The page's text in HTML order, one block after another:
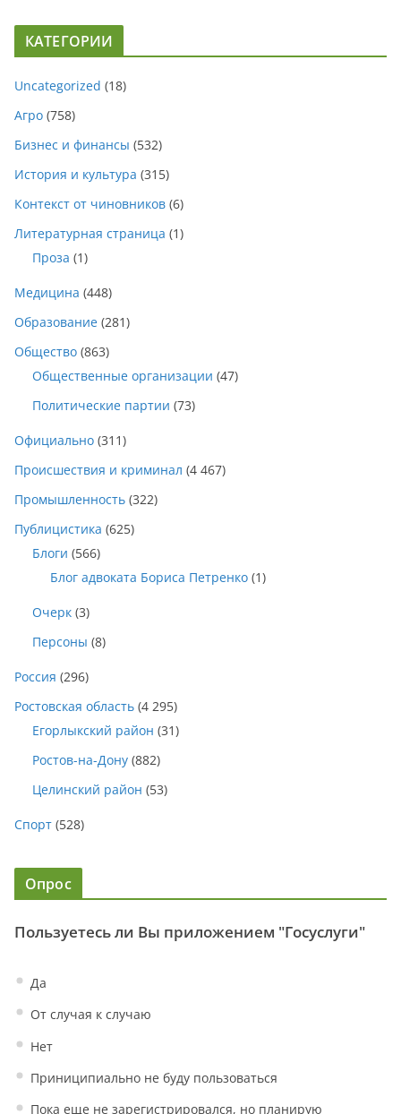
КАТЕГОРИИ
Uncategorized (18)
Агро (758)
Бизнес и финансы (532)
История и культура (315)
Контекст от чиновников (6)
Литературная страница (1)
Проза (1)
Медицина (448)
Образование (281)
Общество (863)
Общественные организации (47)
Политические партии (73)
Официально (311)
Происшествия и криминал (4 467)
Промышленность (322)
Публицистика (625)
Блоги (566)
Блог адвоката Бориса Петренко (1)
Очерк (3)
Персоны (8)
Россия (296)
Ростовская область (4 295)
Егорлыкский район (31)
Ростов-на-Дону (882)
Целинский район (53)
Спорт (528)
Опрос
Пользуетесь ли Вы приложением "Госуслуги"
Да
От случая к случаю
Нет
Приниципиально не буду пользоваться
Пока еще не зарегистрировался, но планирую